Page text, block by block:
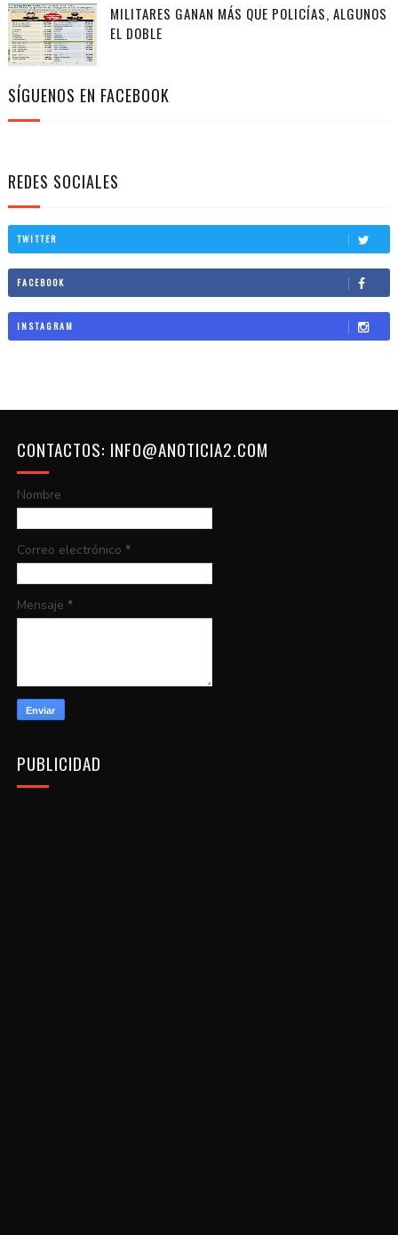
MILITARES GANAN MÁS QUE POLICÍAS, ALGUNOS
EL DOBLE
SÍGUENOS EN FACEBOOK
REDES SOCIALES
TWITTER
FACEBOOK
INSTAGRAM
CONTACTOS: INFO@ANOTICIA2.COM
Nombre
Correo electrónico *
Mensaje *
PUBLICIDAD